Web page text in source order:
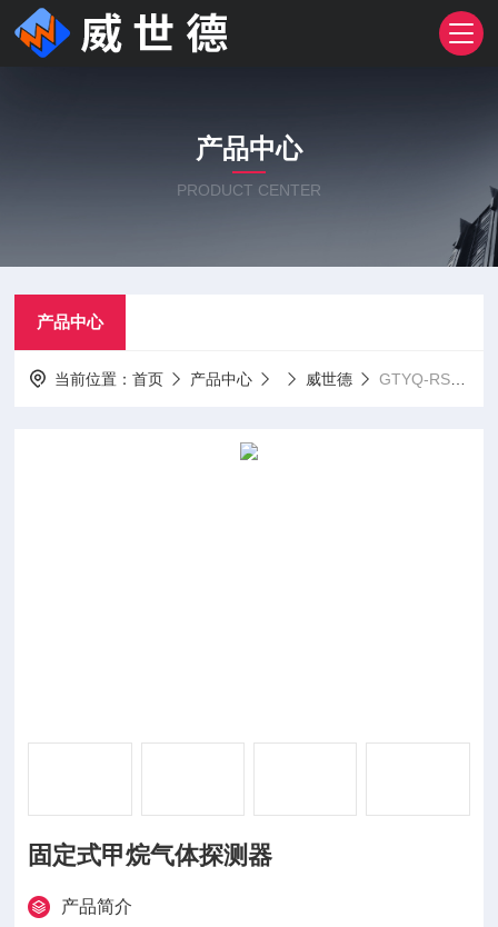
产品中心
PRODUCT CENTER
产品中心
当前位置：首页 产品中心 威世德 GTYQ-RST1000固定式甲烷气体探测器
固定式甲烷气体探测器
产品简介